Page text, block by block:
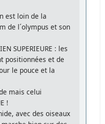
est loin de la
de l´olympus et son
SUPERIEURE : les
positionnées et de
le pouce et la
mais celui
!
avec des oiseaux